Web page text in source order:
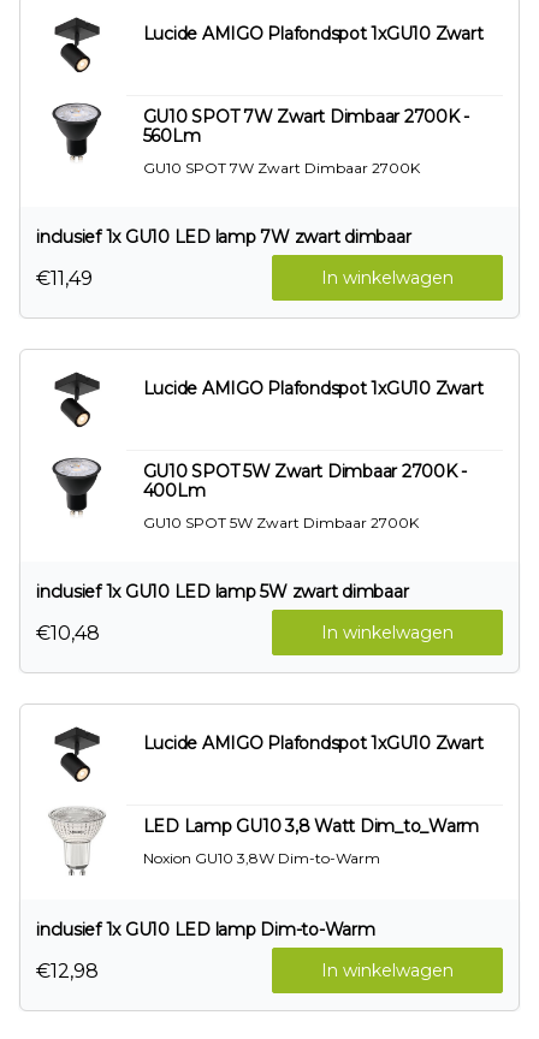
Lucide AMIGO Plafondspot 1xGU10 Zwart
GU10 SPOT 7W Zwart Dimbaar 2700K -
560Lm
GU10 SPOT 7W Zwart Dimbaar 2700K
inclusief 1x GU10 LED lamp 7W zwart dimbaar
In winkelwagen
€11,49
Lucide AMIGO Plafondspot 1xGU10 Zwart
GU10 SPOT 5W Zwart Dimbaar 2700K -
400Lm
GU10 SPOT 5W Zwart Dimbaar 2700K
inclusief 1x GU10 LED lamp 5W zwart dimbaar
In winkelwagen
€10,48
Lucide AMIGO Plafondspot 1xGU10 Zwart
LED Lamp GU10 3,8 Watt Dim_to_Warm
Noxion GU10 3,8W Dim-to-Warm
inclusief 1x GU10 LED lamp Dim-to-Warm
In winkelwagen
€12,98